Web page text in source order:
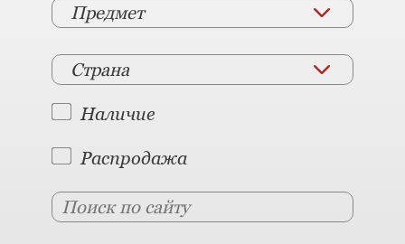
Предмет
Страна
Наличие
Распродажа